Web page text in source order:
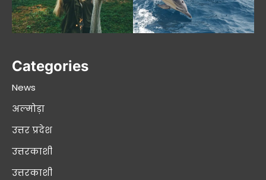
Categories
News
अल्मोड़ा
उत्तर प्रदेश
उत्तरकाशी
उत्तरकाशी